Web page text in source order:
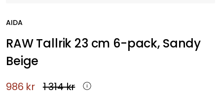
AIDA
RAW Tallrik 23 cm 6-pack, Sandy
Beige
986 kr 1 314 kr